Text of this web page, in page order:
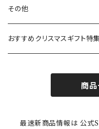
ガラスウェア
カトラリー
ピーターラビット
ポケットモンスター
mofusand（モフサンド）
LAURA ASHLEY(ローラ ア
Finlayson(フィンレイソン)
Cecera(セセラ)
CELEC(セレック)
さざなみ
吉祥
メイメイウェア
その他
リサイクル食器
おすすめクリスマスギフト特集
商
最速新商品情報は 公式